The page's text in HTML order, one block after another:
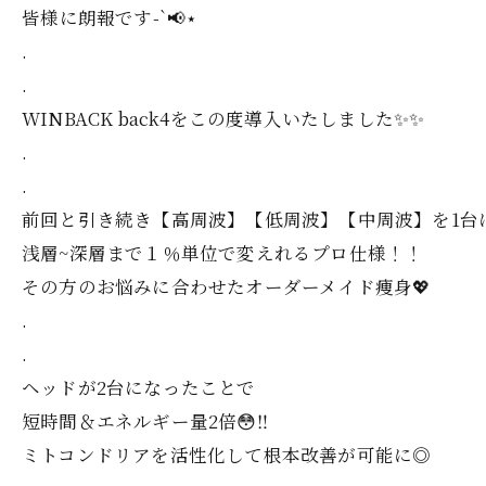
⁡皆様に朗報です-`📢⋆
.
.
WINBACK back4をこの度導入いたしました✨✨
.
.
前回と引き続き【高周波】【低周波】【中周波】を1台
浅層~深層まで１％単位で変えれるプロ仕様！！
その方のお悩みに合わせたオーダーメイド痩身💖
.
.
ヘッドが2台になったことで
短時間＆エネルギー量2倍😳‼️
ミトコンドリアを活性化して根本改善が可能に◎